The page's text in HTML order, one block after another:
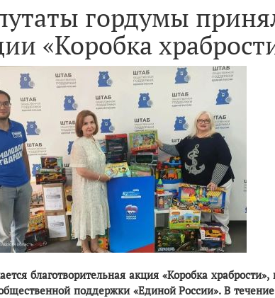
гордумы
«Коробка
благотворительная акция «Коробка
поддержки «Единой России». В